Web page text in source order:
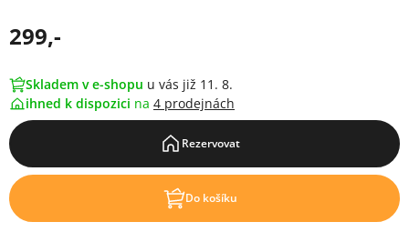
299,-
Skladem v e-shopu u vás již 11. 8.
ihned k dispozici na 4 prodejnách
Rezervovat
Do košíku